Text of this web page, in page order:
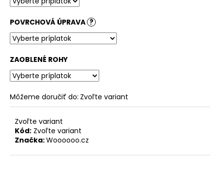
POVRCHOVÁ ÚPRAVA ?
ZAOBLENÉ ROHY
Môžeme doručiť do: Zvoľte variant
Zvoľte variant
Kód: Zvoľte variant
Značka:Woooooo.cz